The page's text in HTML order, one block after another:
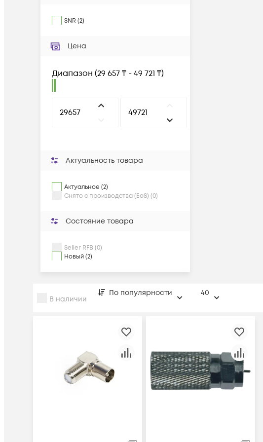
SNR (2)
Цена
Диапазон (29 657 ₸ - 49 721 ₸)
Актуальность товара
Актуальное (2)
Снято с производства (EoS) (0)
Состояние товара
Seller RFB (0)
Новый (2)
В наличии
По популярности 40